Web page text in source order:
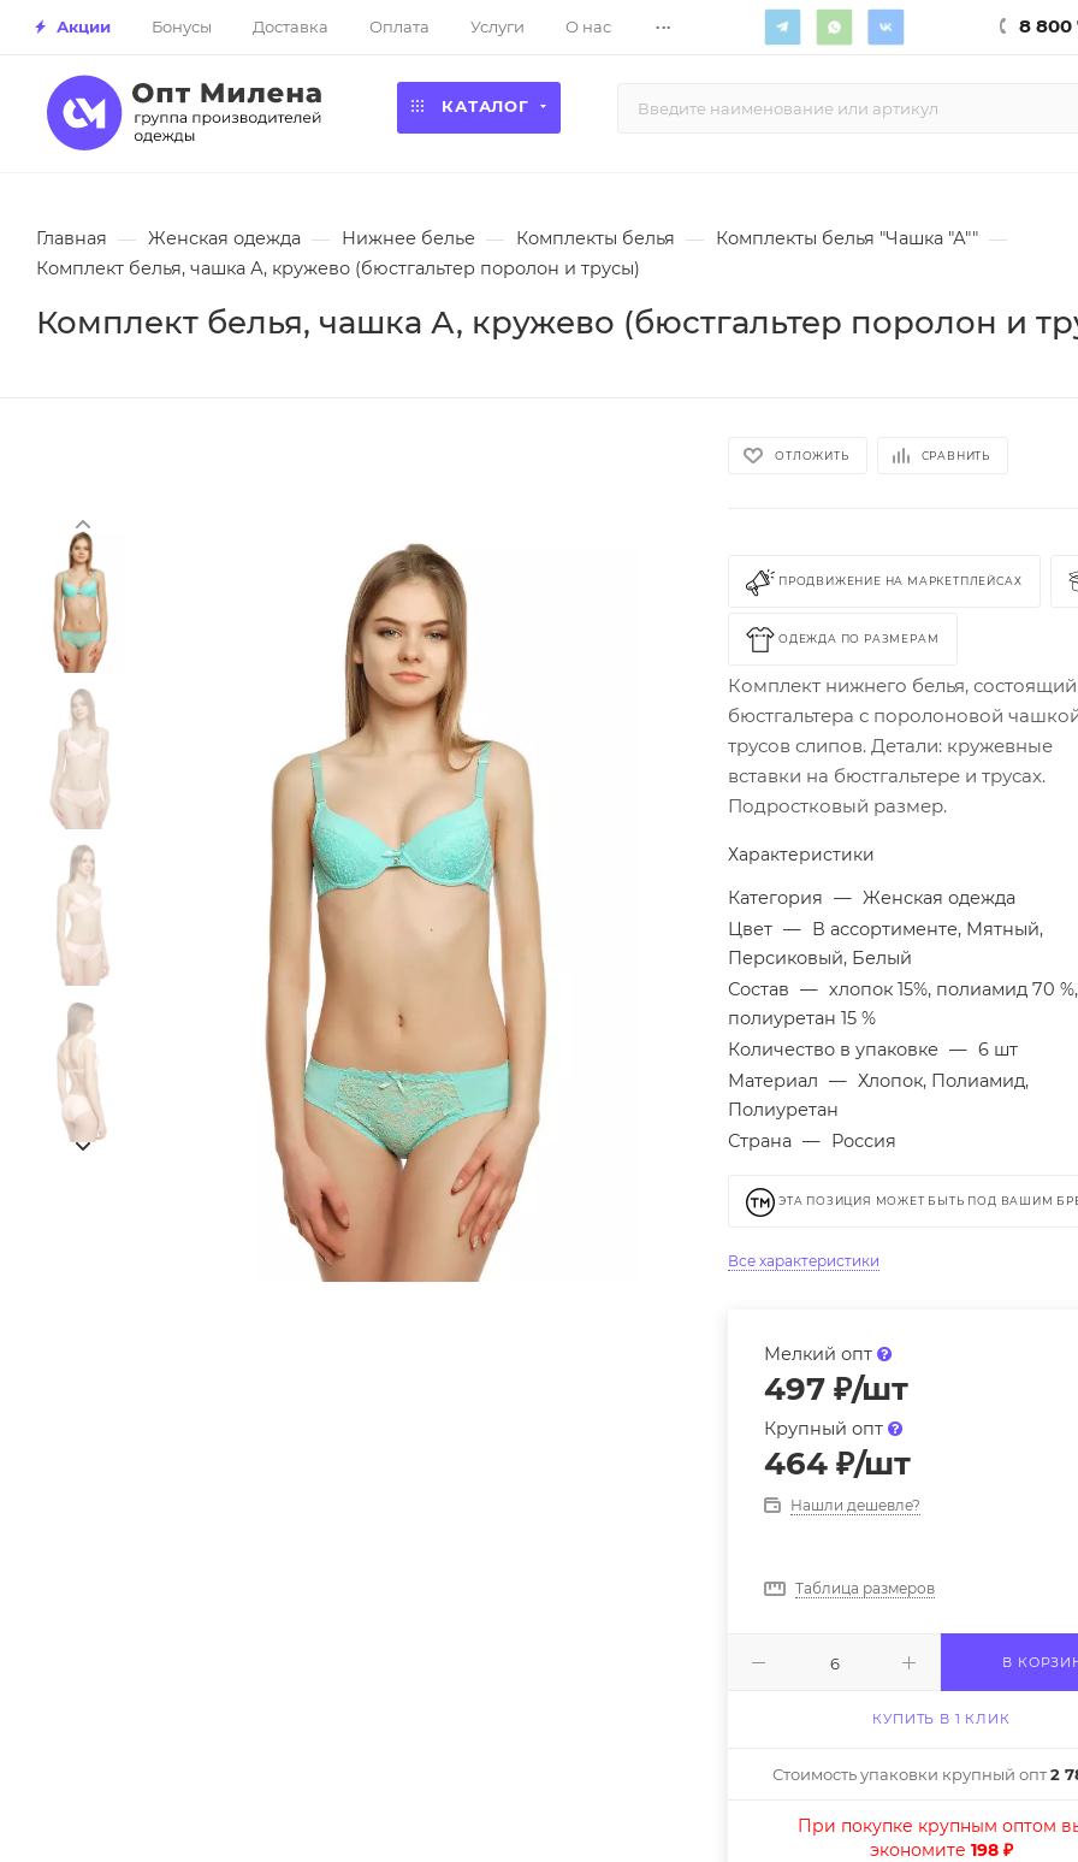
Акции Бонусы Доставка Оплата Услуги О нас ... 8 800
КАТАЛОГ
Главная — Женская одежда — Нижнее белье — Комплекты белья — Комплекты белья "Чашка "А"" —
Комплект белья, чашка А, кружево (бюстгальтер поролон и трусы)
Комплект белья, чашка А, кружево (бюстгальтер поролон и
ОТЛОЖИТЬ СРАВНИТЬ
ПРОДВИЖЕНИЕ НА МАРКЕТПЛЕЙСАХ
ОДЕЖДА ПО РАЗМЕРАМ
Комплект нижнего белья,
бюстгальтера с поролоновой
трусов слипов. Детали: кружевные
вставки на бюстгальтере и трусах.
Подростковый размер.
Характеристики
Категория — Женская одежда
Цвет — В ассортименте, Мятный,
Персиковый, Белый
Состав — хлопок 15%, полиамид 70 %,
полиуретан 15 %
Количество в упаковке — 6 шт
Материал — Хлопок, Полиамид,
Полиуретан
Страна — Россия
ЭТА ПОЗИЦИЯ МОЖЕТ БЫТЬ ПОД ВАШИМ
Все характеристики
Мелкий опт
497 ₽/шт
Крупный опт
464 ₽/шт
Нашли дешевле?
Таблица размеров
В
КУПИТЬ В 1 КЛИК
Стоимость упаковки крупный опт2
При покупке крупным оптом
экономите 198 ₽